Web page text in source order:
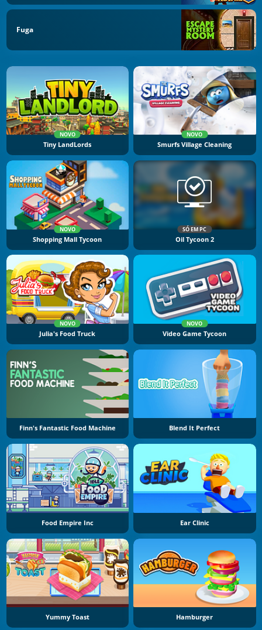
Fuga
NOVO
Tiny LandLords
NOVO
Smurfs Village Cleaning
NOVO
Shopping Mall Tycoon
SÓ EM PC
Oil Tycoon 2
NOVO
Julia's Food Truck
NOVO
Video Game Tycoon
Finn's Fantastic Food Machine Blend It Perfect
Food Empire Inc Ear Clinic
Yummy Toast Hamburger